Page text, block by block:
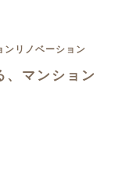
、マンション